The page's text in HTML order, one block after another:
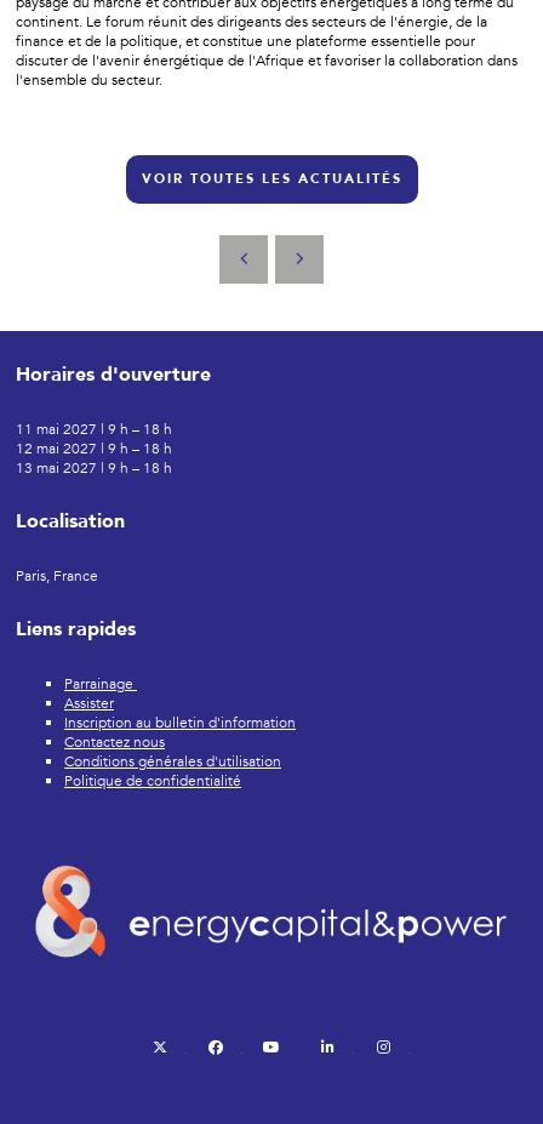
continent. Le forum réunit des dirigeants des secteurs de l'énergie, de la
finance et de la politique, et constitue une plateforme essentielle pour
discuter de l'avenir énergétique de l'Afrique et favoriser la collaboration dans
l'ensemble du secteur.
VOIR TOUTES LES ACTUALITÉS
Horaires d'ouverture
11 mai 2027 | 9 h – 18 h
12 mai 2027 | 9 h – 18 h
13 mai 2027 | 9 h – 18 h
Localisation
Paris, France
Liens rapides
Parrainage
Assister
Inscription au bulletin d'information
Contactez nous
Conditions générales d'utilisation
Politique de confidentialité
twitter facebook youtube linkedin